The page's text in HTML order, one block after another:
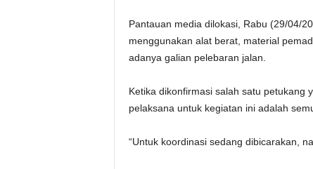
Pantauan media dilokasi, Rabu (29/04/
menggunakan alat berat, material
adanya galian pelebaran jalan.
Ketika dikonfirmasi salah satu petukang
pelaksana untuk kegiatan ini adalah
“Untuk koordinasi sedang dibicarakan,